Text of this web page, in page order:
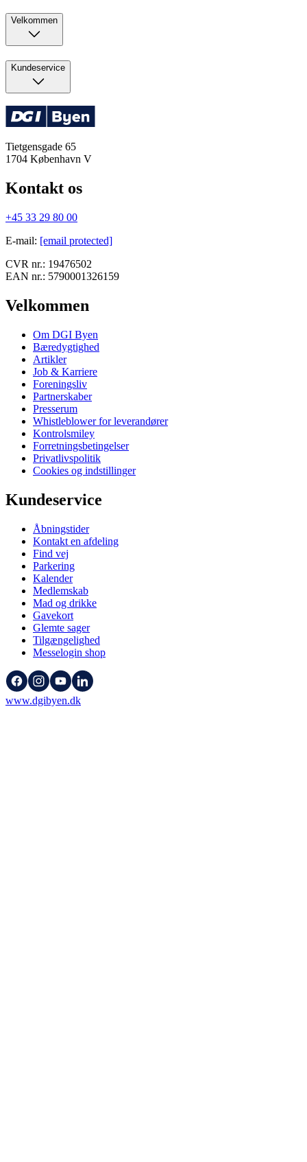
Velkommen
Kundeservice
Tietgensgade 65
1704 København V
Kontakt os
+45 33 29 80 00
E-mail: [email protected]
CVR nr.: 19476502
EAN nr.: 5790001326159
Velkommen
Om DGI Byen
Bæredygtighed
Artikler
Job & Karriere
Foreningsliv
Partnerskaber
Presserum
Whistleblower for leverandører
Kontrolsmiley
Forretningsbetingelser
Privatlivspolitik
Cookies og indstillinger
Kundeservice
Åbningstider
Kontakt en afdeling
Find vej
Parkering
Kalender
Medlemskab
Mad og drikke
Gavekort
Glemte sager
Tilgængelighed
Messelogin shop
www.dgibyen.dk